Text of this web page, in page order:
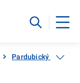
Pardubický kraj